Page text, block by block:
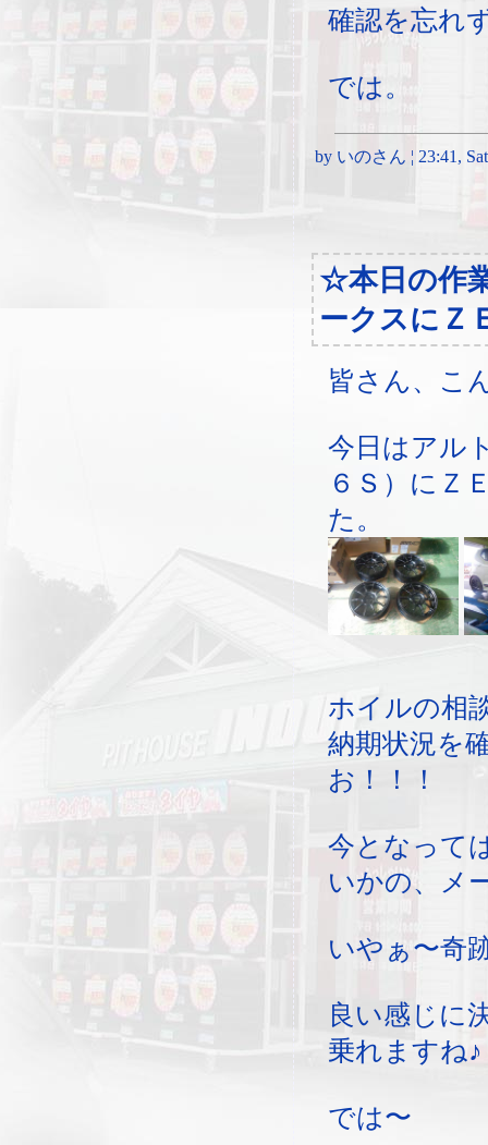
確認を忘れ
では。
by いのさん ¦ 23:41,
☆本日の作
ークスにＺ
皆さん、こ
今日はアル
６Ｓ）にＺ
た。
ホイルの相
納期状況を
お！！！
今となって
いかの、メ
いやぁ〜奇
良い感じに
乗れますね♪
では〜